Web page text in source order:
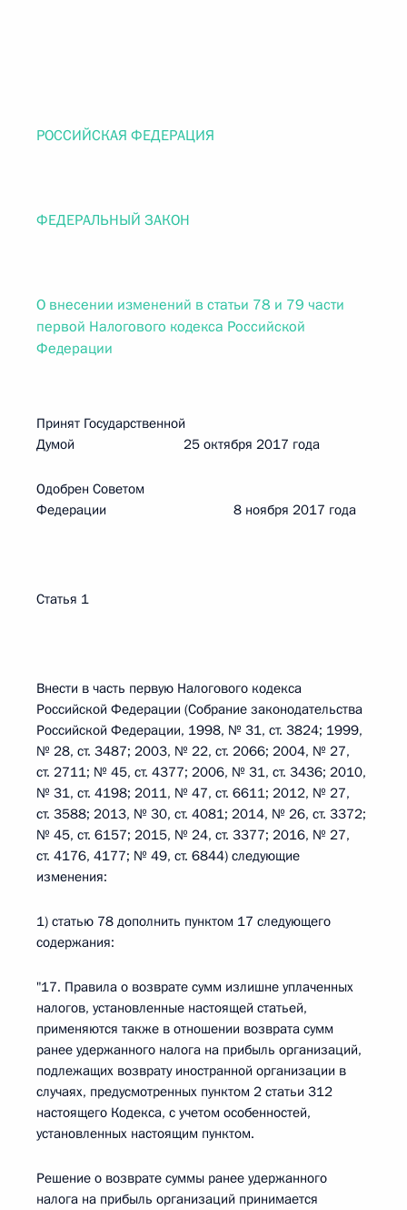
РОССИЙСКАЯ ФЕДЕРАЦИЯ
ФЕДЕРАЛЬНЫЙ ЗАКОН
О внесении изменений в статьи 78 и 79 части
первой Налогового кодекса Российской
Федерации
Принят Государственной
Думой 25 октября 2017 года
Одобрен Советом
Федерации 8 ноября 2017 года
Статья 1
Внести в часть первую Налогового кодекса
Российской Федерации (Собрание законодательства
Российской Федерации, 1998, № 31, ст. 3824; 1999,
№ 28, ст. 3487; 2003, № 22, ст. 2066; 2004, № 27,
ст. 2711; № 45, ст. 4377; 2006, № 31, ст. 3436; 2010,
№ 31, ст. 4198; 2011, № 47, ст. 6611; 2012, № 27,
ст. 3588; 2013, № 30, ст. 4081; 2014, № 26, ст. 3372;
№ 45, ст. 6157; 2015, № 24, ст. 3377; 2016, № 27,
ст. 4176, 4177; № 49, ст. 6844) следующие
изменения:
1) статью 78 дополнить пунктом 17 следующего
содержания:
"17. Правила о возврате сумм излишне уплаченных
налогов, установленные настоящей статьей,
применяются также в отношении возврата сумм
ранее удержанного налога на прибыль организаций,
подлежащих возврату иностранной организации в
случаях, предусмотренных пунктом 2 статьи 312
настоящего Кодекса, с учетом особенностей,
установленных настоящим пунктом.
Решение о возврате суммы ранее удержанного
налога на прибыль организаций принимается